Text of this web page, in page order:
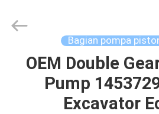
RUMAH
Power
Co.,Ltd.
Bagian pompa
OEM Double
Pump
Excavator